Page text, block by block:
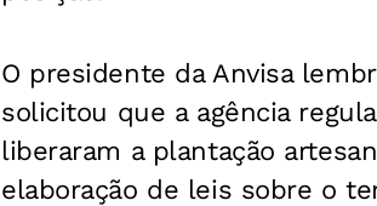
O presidente da Anvisa
solicitou que a agência
liberaram a plantação
elaboração de leis sobre o